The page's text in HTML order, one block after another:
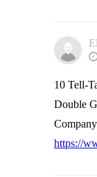
10 Tell-
Double
Company
https://